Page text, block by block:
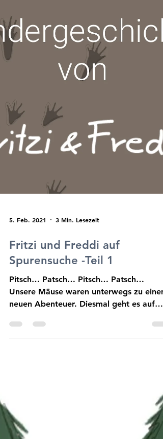
Fritzi und Freddi auf
Spurensuche -Teil 1
Pitsch… Patsch… Pitsch… Patsch…
Unsere Mäuse waren unterwegs zu einem
neuen Abenteuer. Diesmal geht es auf